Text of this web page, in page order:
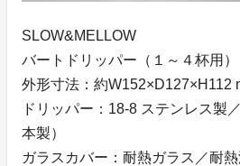
SLOW&MELLOW
バートドリッパー（１～４杯用）
外形寸法：約W152×D127×H112
ドリッパー：18-8 ステンレス製
本製）
ガラスカバー：耐熱ガラス／耐